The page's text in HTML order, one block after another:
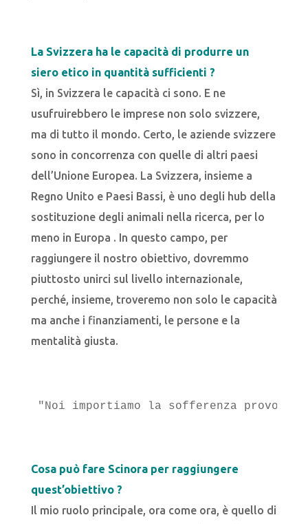
La Svizzera ha le capacità di produrre un
siero etico in quantità sufficienti ?
Sì, in Svizzera le capacità ci sono. E ne
usufruirebbero le imprese non solo svizzere,
ma di tutto il mondo. Certo, le aziende svizzere
sono in concorrenza con quelle di altri paesi
dell’Unione Europea. La Svizzera, insieme a
Regno Unito e Paesi Bassi, è uno degli hub della
sostituzione degli animali nella ricerca, per lo
meno in Europa . In questo campo, per
raggiungere il nostro obiettivo, dovremmo
piuttosto unirci sul livello internazionale,
perché, insieme, troveremo non solo le capacità
ma anche i finanziamenti, le persone e la
mentalità giusta.
"Noi importiamo la sofferenza
Cosa può fare Scinora per raggiungere
quest’obiettivo ?
Il mio ruolo principale, ora come ora, è quello di